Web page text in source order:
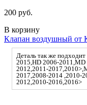
200 руб.
В корзину
Клапан воздушный от
Деталь так же
2015,HD 2006-
2012,2011-
2017,2008-2014 ,2010-
2012,2010-2016,2016>